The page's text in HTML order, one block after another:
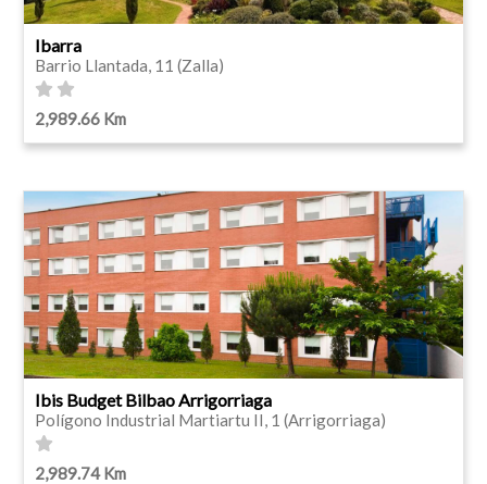
Ibarra
Barrio Llantada, 11 (Zalla)
2,989.66 Km
Ibis Budget Bilbao Arrigorriaga
Polígono Industrial Martiartu II, 1 (Arrigorriaga)
2,989.74 Km